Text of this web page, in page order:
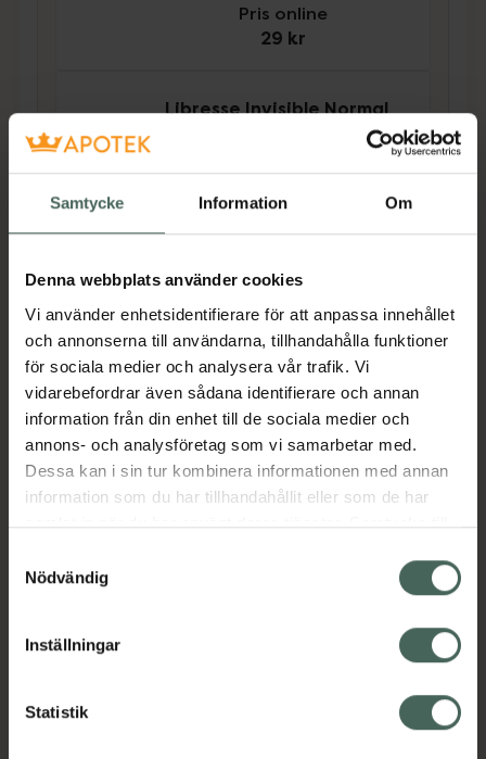
Samtycke Information Om
Denna webbplats använder cookies
Vi använder enhetsidentifierare för att anpassa innehållet
och annonserna till användarna, tillhandahålla funktioner
för sociala medier och analysera vår trafik. Vi
vidarebefordrar även sådana identifierare och annan
information från din enhet till de sociala medier och
annons- och analysföretag som vi samarbetar med.
Dessa kan i sin tur kombinera informationen med annan
information som du har tillhandahållit eller som de har
samlat in när du har använt deras tjänster. Samtycke till
återkalla ditt samtycke via webbplatsens
cookieinställningar. Ett återkallat samtycke påverkar inte
lagligheten av behandling som skett innan återkallelsen.
Nödvändig
Inställningar
Statistik
Pris online
29 kr
Libresse Invisible Normal
34,90 kr
Beskrivning Dölj
Tamponger Mini har rundad topp och lent
ytskikt för bekväm användning. Snöre av
bomull som ej suger åt sig vätska. För dig med
lätta blödningar. Ej klorblekt. Svanenmärkt. 16
Intim